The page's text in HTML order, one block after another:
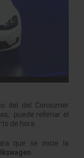
del del Consumer
puede rellenar el
de hora.
que se inicie la
.